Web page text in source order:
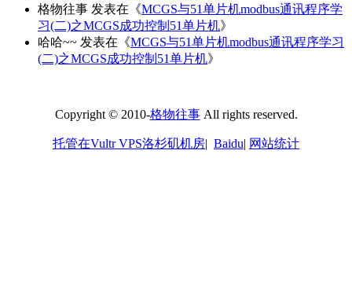
格物往事 发表在《MCGS与51单片机modbus通讯程序学
习(二)之MCGS成功控制51单片机》
哈哈~~ 发表在《MCGS与51单片机modbus通讯程序学习
(二)之MCGS成功控制51单片机》
Copyright © 2010-格物往事All rights reserved.
托管在Vultr VPS洛杉矶机房| Baidu| 网站统计